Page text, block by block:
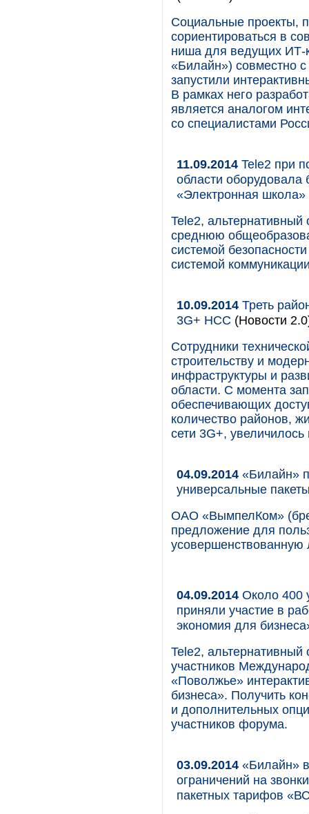
Социальные проекты,
сориентироваться в
ниша для ведущих
«Билайн») совместно
запустили
В рамках него
является аналогом
со специалистами
11.09.2014 Tele2 при
области
«Электронная школа»
Tele2,
среднюю
системой
системой
10.09.2014 Треть
3G+ НСС (Новости
Сотрудники
строительству и
инфраструктуры и
области. С момента
обеспечивающих
количество районов,
сети 3G+,
04.09.2014 «Билайн»
универсальные
ОАО «ВымпелКом»
предложение для
усовершенствованную
04.09.2014 Около 400
приняли участие в
экономия для
Tele2, альтернативный
участников
«Поволжье»
бизнеса». Получить
и дополнительных
участников форума.
03.09.2014 «Билайн»
ограничений на
пакетных тарифов